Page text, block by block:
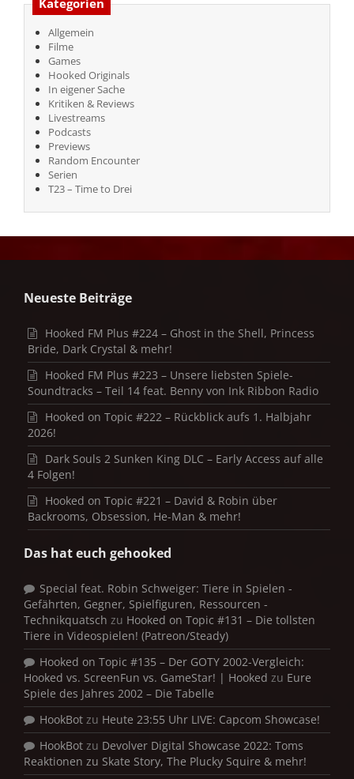
Kategorien
Allgemein
Filme
Games
Hooked Originals
In eigener Sache
Kritiken & Reviews
Livestreams
Podcasts
Previews
Random Encounter
Serien
T23 – Time to Drei
Neueste Beiträge
Hooked FM Plus #224 – Ghost in the Shell, Princess
Bride, Dark Crystal & mehr!
Hooked FM Plus #223 – Unsere liebsten Spiele-
Soundtracks – Teil 14 feat. Benny von Ink Ribbon Radio
Hooked on Topic #222 – Rückblick aufs 1. Halbjahr
2026!
Dark Souls 2 Sunken King DLC – Early Access auf alle
4 Folgen!
Hooked on Topic #221 – David & Robin über
Backrooms, Obsession, He-Man & mehr!
Das hat euch gehooked
Special feat. Robin Schweiger: Tiere in Spielen -
Gefährten, Gegner, Spielfiguren, Ressourcen -
Technikquatsch zu Hooked on Topic #131 – Die tollsten
Tiere in Videospielen! (Patreon/Steady)
Hooked on Topic #135 – Der GOTY 2002-Vergleich:
Hooked vs. ScreenFun vs. GameStar! | Hooked zu Eure
Spiele des Jahres 2002 – Die Tabelle
HookBot zu Heute 23:55 Uhr LIVE: Capcom Showcase!
HookBot zu Devolver Digital Showcase 2022: Toms
Reaktionen zu Skate Story, The Plucky Squire & mehr!